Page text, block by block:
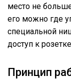
место не
его можно где
специальной
доступ к
Принцип